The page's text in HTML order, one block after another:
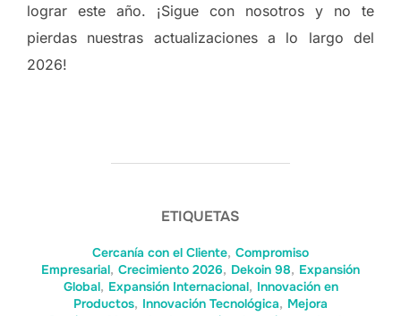
lograr este año. ¡Sigue con nosotros y no te
pierdas nuestras actualizaciones a lo largo del
2026!
ETIQUETAS
Cercanía con el Cliente, Compromiso
Empresarial, Crecimiento 2026, Dekoin 98, Expansión
Global, Expansión Internacional, Innovación en
Productos, Innovación Tecnológica, Mejora